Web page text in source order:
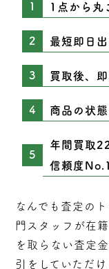
1点から丸
最短即日
買取後、
商品の状
年間買取
信頼度No.1
なんでも査定の
門スタッフが在
を取らない査定
引をしていただ